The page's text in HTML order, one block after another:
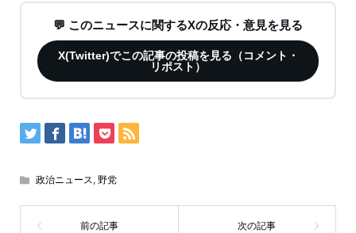
💬 このニュースに関するXの反応・意見を見る
X(Twitter)でこの記事の投稿を見る（コメント・
リポスト）
政治ニュース 野党